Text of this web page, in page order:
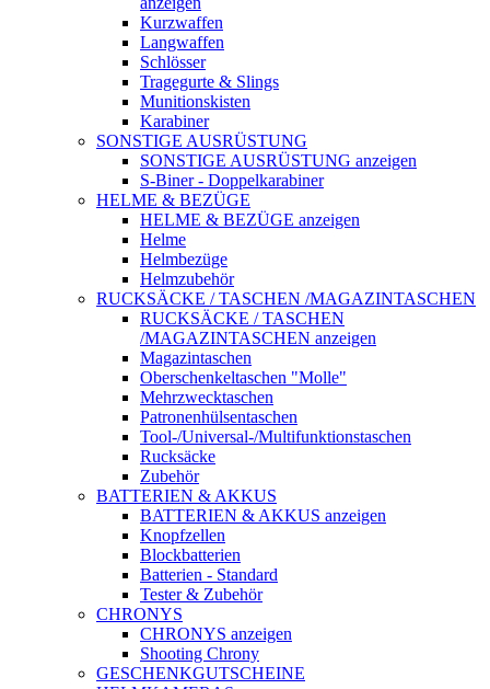
Kurzwaffen
Langwaffen
Schlösser
Tragegurte & Slings
Munitionskisten
Karabiner
SONSTIGE AUSRÜSTUNG
SONSTIGE AUSRÜSTUNG anzeigen
S-Biner - Doppelkarabiner
HELME & BEZÜGE
HELME & BEZÜGE anzeigen
Helme
Helmbezüge
Helmzubehör
RUCKSÄCKE / TASCHEN /MAGAZINTASCHEN
RUCKSÄCKE / TASCHEN
/MAGAZINTASCHEN anzeigen
Magazintaschen
Oberschenkeltaschen "Molle"
Mehrzwecktaschen
Patronenhülsentaschen
Tool-/Universal-/Multifunktionstaschen
Rucksäcke
Zubehör
BATTERIEN & AKKUS
BATTERIEN & AKKUS anzeigen
Knopfzellen
Blockbatterien
Batterien - Standard
Tester & Zubehör
CHRONYS
CHRONYS anzeigen
Shooting Chrony
GESCHENKGUTSCHEINE